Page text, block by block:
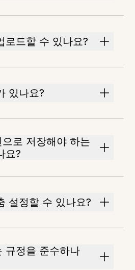
로드할 수 있나요?
있나요?
로 저장해야 하는
요?
설정할 수 있나요?
규정을 준수하나